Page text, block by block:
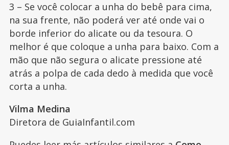
3 – Se você colocar a unha do bebê para cima,
na sua frente, não poderá ver até onde vai o
borde inferior do alicate ou da tesoura. O
melhor é que coloque a unha para baixo. Com a
mão que não segura o alicate pressione até
atrás a polpa de cada dedo à medida que você
corta a unha.
Vilma Medina
Diretora de GuiaInfantil.com